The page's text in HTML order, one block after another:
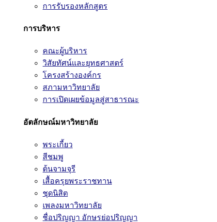
การรับรองหลักสูตร
การบริหาร
คณะผู้บริหาร
วิสัยทัศน์และยุทธศาสตร์
โครงสร้างองค์กร
สภามหาวิทยาลัย
การเปิดเผยข้อมูลสู่สาธารณะ
อัตลักษณ์มหาวิทยาลัย
พระเกี้ยว
สีชมพู
ต้นจามจุรี
เสื้อครุยพระราชทาน
ชุดนิสิต
เพลงมหาวิทยาลัย
ชื่อปริญญา อักษรย่อปริญญา